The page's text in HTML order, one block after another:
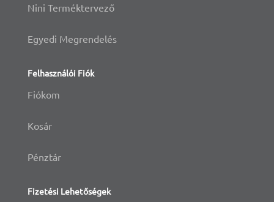
Nini Terméktervező
Egyedi Megrendelés
Felhasználói Fiók
Fiókom
Kosár
Pénztár
Fizetési Lehetőségek